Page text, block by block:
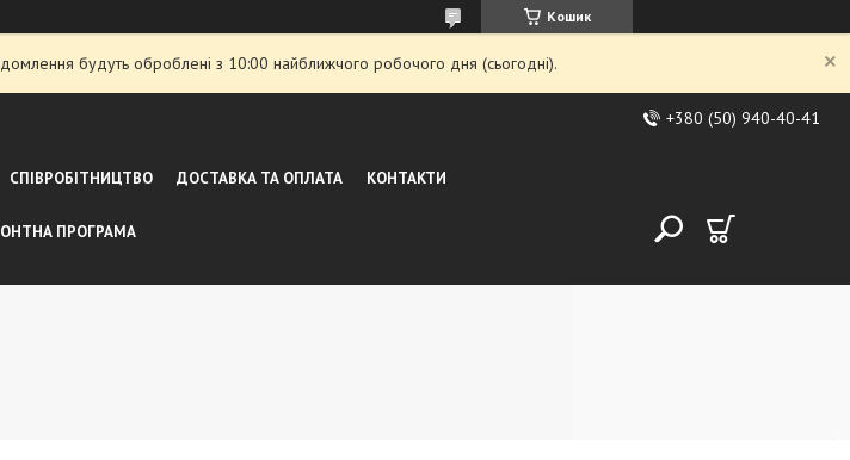
Кошик
будуть оброблені з 10:00 найближчого робочого дня (сьогодні).
+380 (50) 940-40-41
СПІВРОБІТНИЦТВО ДОСТАВКА ТА ОПЛАТА КОНТАКТИ
ПРОГРАМА